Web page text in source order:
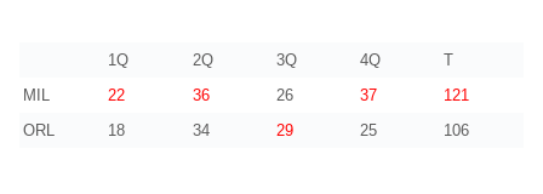
1Q 2Q 3Q 4Q
T
MIL
22 36 26 37
121
ORL
18 34 29 25 106